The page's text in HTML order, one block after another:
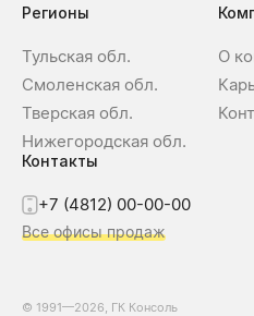
Регионы
Тульская обл.
Смоленская обл.
Тверская обл.
Нижегородская обл.
О
Контакты
+7 (4812) 00-00-00
Все офисы продаж
© 1991—2026, ГК Консоль